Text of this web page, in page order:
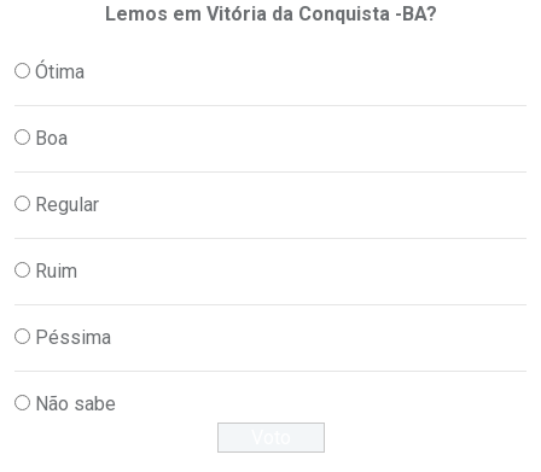
Lemos em Vitória da Conquista -BA?
Ótima
Boa
Regular
Ruim
Péssima
Não sabe